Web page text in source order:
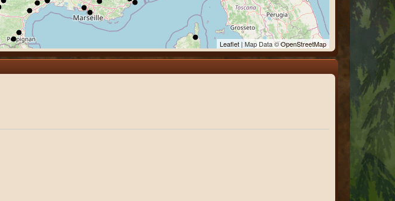
Leaflet | Map Data ©OpenStreetMap